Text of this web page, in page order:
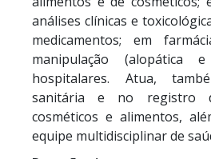
análises clínicas e
medicamentos; em
manipulação (alopática
hospitalares. Atua,
sanitária e no registro
cosméticos e alimentos,
equipe multidisciplinar de